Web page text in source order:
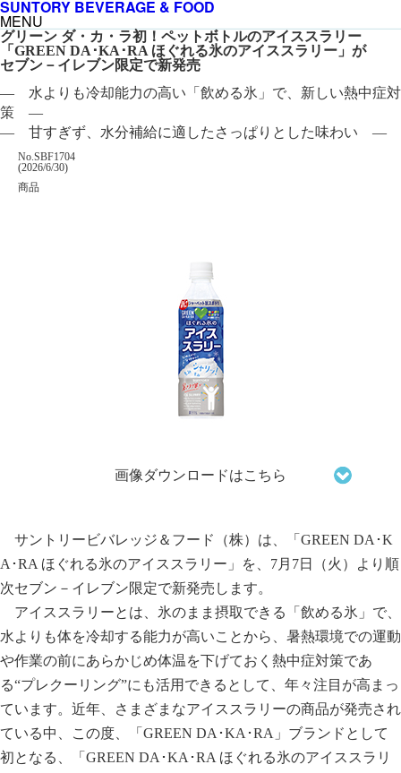
SUNTORY BEVERAGE & FOOD
MENU
グリーン ダ・カ・ラ初！ペットボトルのアイススラリー
「GREEN DA･KA･RA ほぐれる氷のアイススラリー」が
セブン－イレブン限定で新発売
― 水よりも冷却能力の高い「飲める氷」で、新しい熱中症対
策 ―
― 甘すぎず、水分補給に適したさっぱりとした味わい ―
掲載番号
No.SBF1704
掲載日
(2026/6/30)
カテゴリー
商品
画像ダウンロードはこちら
サントリービバレッジ＆フード（株）は、「GREEN DA･K
A･RA ほぐれる氷のアイススラリー」を、7月7日（火）より順
次セブン－イレブン限定で新発売します。
アイススラリーとは、氷のまま摂取できる「飲める氷」で、
水よりも体を冷却する能力が高いことから、暑熱環境での運動
や作業の前にあらかじめ体温を下げておく熱中症対策であ
る“プレクーリング”にも活用できるとして、年々注目が高まっ
ています。近年、さまざまなアイススラリーの商品が発売され
ている中、この度、「GREEN DA･KA･RA」ブランドとして
初となる、「GREEN DA･KA･RA ほぐれる氷のアイススラリ